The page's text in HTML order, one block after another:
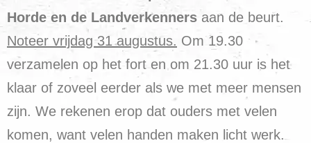
Horde en de Landverkenners aan de beurt.
Noteer vrijdag 31 augustus. Om 19.30
verzamelen op het fort en om 21.30 uur is het
klaar of zoveel eerder als we met meer mensen
zijn. We rekenen erop dat ouders met velen
komen, want velen handen maken licht werk.